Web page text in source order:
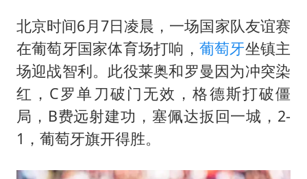
湖北启动重大气象灾害三级应急响应
白海豚路径图
周星驰妈妈现身香港首映礼
56岁刘奕君跟13岁女儿合跳
大疆错失宇树
北京时间6月7日凌晨，一场国家队友谊赛
在葡萄牙国家体育场打响， 葡萄牙坐镇主
场迎战智利。此役莱奥和罗曼因为冲突染
红，C罗单刀破门无效，格德斯打破僵
局，B费远射建功，塞佩达扳回一城，2-
1，葡萄牙旗开得胜。